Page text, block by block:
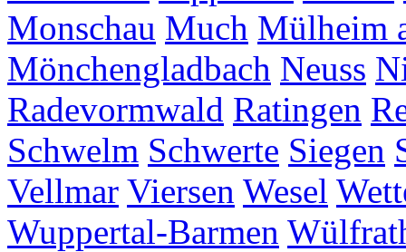
Monschau Much Mülheim
Mönchengladbach Neuss
Radevormwald Ratingen
Schwelm Schwerte Siegen
Vellmar Viersen Wesel
Wuppertal-Barmen